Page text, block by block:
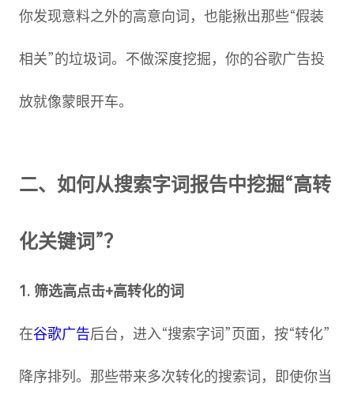
你发现意料之外的高意向词，也能揪出那些“假装
相关”的垃圾词。不做深度挖掘，你的谷歌广告投
放就像蒙眼开车。
二、如何从搜索字词报告中挖掘“高转
化关键词”？
1. 筛选高点击+高转化的词
在谷歌广告后台，进入“搜索字词”页面，按“转化”
降序排列。那些带来多次转化的搜索词，即使你当